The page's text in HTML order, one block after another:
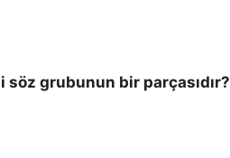
söz grubunun bir parçasıdır?